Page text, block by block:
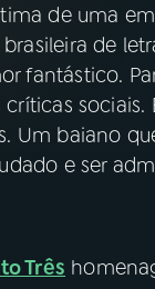
Facebook
de uma
de
fantástico.
sociais.
Um baiano
e ser
Três